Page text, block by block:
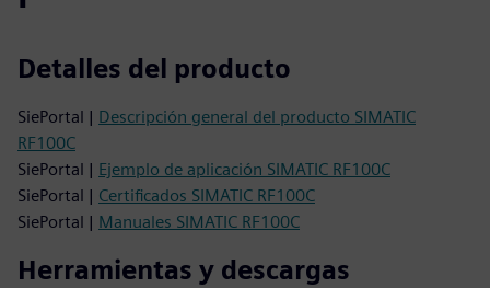
Detalles del producto
SiePortal | Descripción general del producto SIMATIC
RF100C
SiePortal | Ejemplo de aplicación SIMATIC RF100C
SiePortal | Certificados SIMATIC RF100C
SiePortal | Manuales SIMATIC RF100C
Herramientas y descargas